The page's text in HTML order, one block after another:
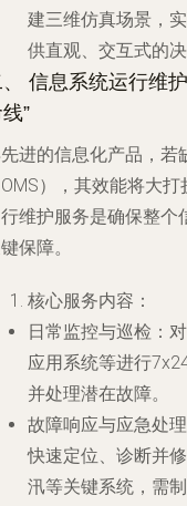
建三维仿真场景，
供直观、交互式的决
信息系统运行维
”
进的信息化产品，若
），其效能将大
维护服务是确保整个
保障。
核心服务内容 ：
日常监控与巡检 ：
应用系统等进行
并处理潜在故障。
故障响应与应急处理
快速定位、诊断并
汛等关键系统，需